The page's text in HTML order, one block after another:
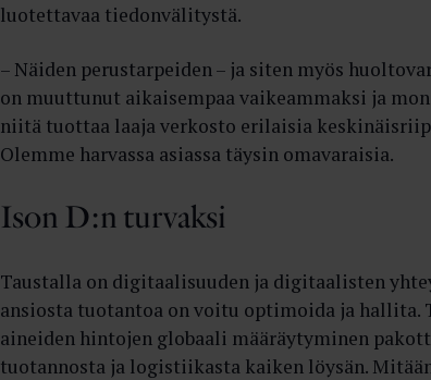
luotettavaa tiedonvälitystä.
– Näiden perustarpeiden – ja siten myös
on muuttunut aikaisempaa vaikeammaksi ja
niitä tuottaa laaja verkosto erilaisia
Olemme harvassa asiassa täysin omavaraisia.
Ison D:n turvaksi
Taustalla on digitaalisuuden ja digitaalisten
ansiosta tuotantoa on voitu optimoida ja hallita.
aineiden hintojen globaali määräytyminen
tuotannosta ja logistiikasta kaiken löysän.